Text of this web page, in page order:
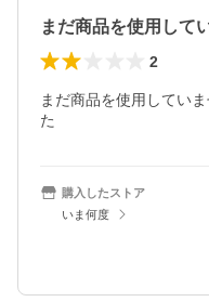
2
まだ商品を使用してい
た
購入したストア
いま何度